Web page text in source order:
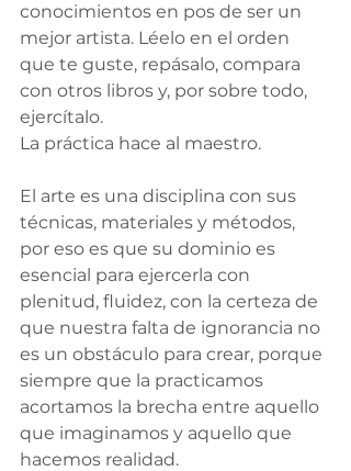
conocimientos en pos de ser un
mejor artista. Léelo en el orden
que te guste, repásalo, compara
con otros libros y, por sobre todo,
ejercítalo.
La práctica hace al maestro.
El arte es una disciplina con sus
técnicas, materiales y métodos,
por eso es que su dominio es
esencial para ejercerla con
plenitud, fluidez, con la certeza de
que nuestra falta de ignorancia no
es un obstáculo para crear, porque
siempre que la practicamos
acortamos la brecha entre aquello
que imaginamos y aquello que
hacemos realidad.